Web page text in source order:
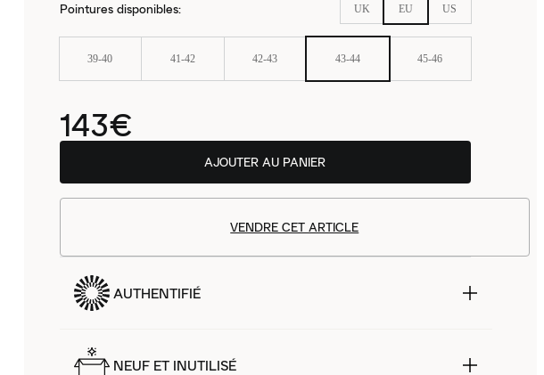
Pointures disponibles: UK EU US
39-40 41-42 42-43 43-44 45-46
143€
AJOUTER AU PANIER
VENDRE CET ARTICLE
AUTHENTIFIÉ
NEUF ET INUTILISÉ